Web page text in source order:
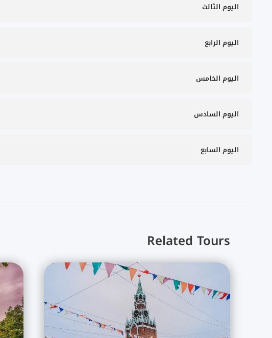
اليوم الثالث
اليوم الرابع
اليوم الخامس
اليوم السادس
اليوم السابع
Related Tours